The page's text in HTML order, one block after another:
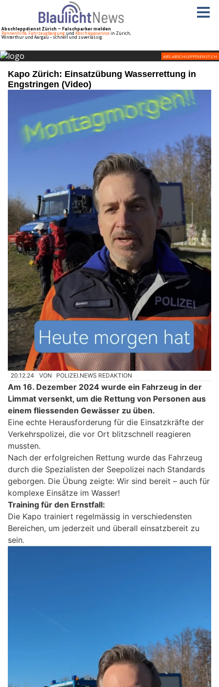
Kapo Zürich: Einsatzübung Wasserrettung in
Engstringen (Video)
20.12.24 VON POLIZEI.NEWS REDAKTION
Am 16. Dezember 2024 wurde ein Fahrzeug in der
Limmat versenkt, um die Rettung von Personen aus
einem fliessenden Gewässer zu üben.
Eine echte Herausforderung für die Einsatzkräfte der
Verkehrspolizei, die vor Ort blitzschnell reagieren
mussten.
Nach der erfolgreichen Rettung wurde das Fahrzeug
durch die Spezialisten der Seepolizei nach Standards
geborgen. Die Übung zeigte: Wir sind bereit – auch für
komplexe Einsätze im Wasser!
Training für den Ernstfall:
Die Kapo trainiert regelmässig in verschiedensten
Bereichen, um jederzeit und überall einsatzbereit zu
sein.